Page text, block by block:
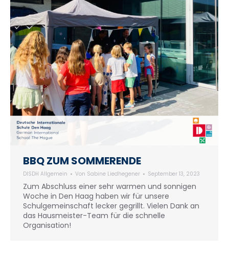
BBQ ZUM SOMMERENDE
DISDH Allgemein Von Sabine Liedhegener September 13, 2023
Zum Abschluss einer sehr warmen und sonnigen
Woche in Den Haag haben wir für unsere
Schulgemeinschaft lecker gegrillt. Vielen Dank an
das Hausmeister-Team für die schnelle
Organisation!